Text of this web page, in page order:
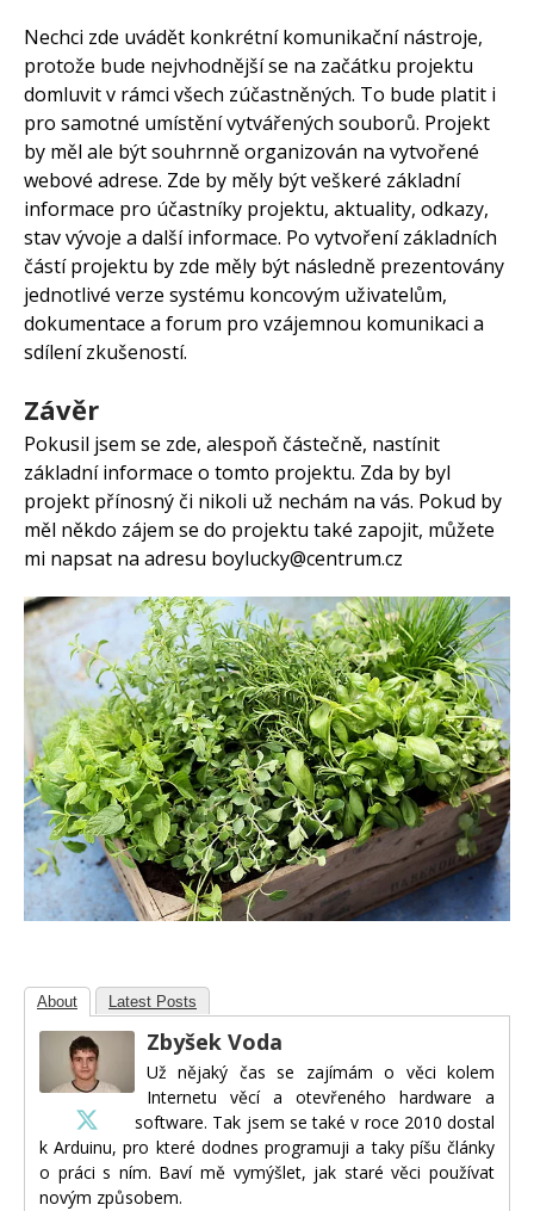
Nechci zde uvádět konkrétní komunikační nástroje,
protože bude nejvhodnější se na začátku projektu
domluvit v rámci všech zúčastněných. To bude platit i
pro samotné umístění vytvářených souborů. Projekt
by měl ale být souhrnně organizován na vytvořené
webové adrese. Zde by měly být veškeré základní
informace pro účastníky projektu, aktuality, odkazy,
stav vývoje a další informace. Po vytvoření základních
částí projektu by zde měly být následně prezentovány
jednotlivé verze systému koncovým uživatelům,
dokumentace a forum pro vzájemnou komunikaci a
sdílení zkušeností.
Závěr
Pokusil jsem se zde, alespoň částečně, nastínit
základní informace o tomto projektu. Zda by byl
projekt přínosný či nikoli už nechám na vás. Pokud by
měl někdo zájem se do projektu také zapojit, můžete
mi napsat na adresu boylucky@centrum.cz
About Latest Posts
Zbyšek Voda
Už nějaký čas se zajímám o věci kolem
Internetu věcí a otevřeného hardware a
software. Tak jsem se také v roce 2010 dostal
k Arduinu, pro které dodnes programuji a taky píšu články
o práci s ním. Baví mě vymýšlet, jak staré věci používat
novým způsobem.